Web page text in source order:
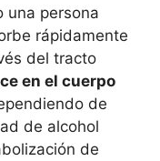
una persona
rápidamente
del tracto
en el cuerpo
de
de alcohol
de